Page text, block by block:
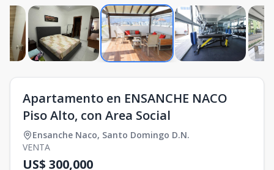
Apartamento en ENSANCHE NACO
Piso Alto, con Area Social
Ensanche Naco, Santo Domingo D.N.
VENTA
US$ 300,000